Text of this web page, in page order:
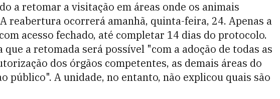
a retomar a visitação em áreas onde os animais
reabertura ocorrerá amanhã, quinta-feira, 24. Apenas a
acesso fechado, até completar 14 dias do protocolo.
a retomada será possível "com a adoção de todas as
dos órgãos competentes, as demais áreas do
público". A unidade, no entanto, não explicou quais são